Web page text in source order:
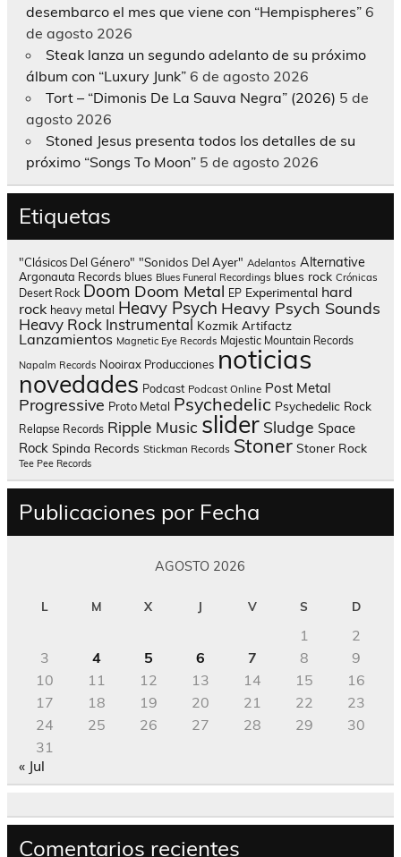
desembarco el mes que viene con “Hempispheres” 6
de agosto 2026
Steak lanza un segundo adelanto de su próximo
álbum con “Luxury Junk” 6 de agosto 2026
Tort – “Dimonis De La Sauva Negra” (2026) 5 de
agosto 2026
Stoned Jesus presenta todos los detalles de su
próximo “Songs To Moon” 5 de agosto 2026
Etiquetas
"Clásicos Del Género" "Sonidos Del Ayer" Adelantos Alternative
Argonauta Records blues Blues Funeral Recordings blues rock Crónicas
Desert Rock Doom Doom Metal EP Experimental hard
rock heavy metal Heavy Psych Heavy Psych Sounds
Heavy Rock Instrumental Kozmik Artifactz
Lanzamientos Magnetic Eye Records Majestic Mountain Records
Napalm Records Nooirax Producciones noticias
novedades Podcast Podcast Online Post Metal
Progressive Proto Metal Psychedelic Psychedelic Rock
Relapse Records Ripple Music slider Sludge Space
Rock Spinda Records Stickman Records Stoner Stoner Rock
Tee Pee Records
Publicaciones por Fecha
AGOSTO 2026
L M X J V S D
1
2
3
4 5 6 7 8
9
10
11 12 13 14 15
16
17
18 19 20 21 22
23
24
25 26 27 28 29
30
31
« Jul
Comentarios recientes